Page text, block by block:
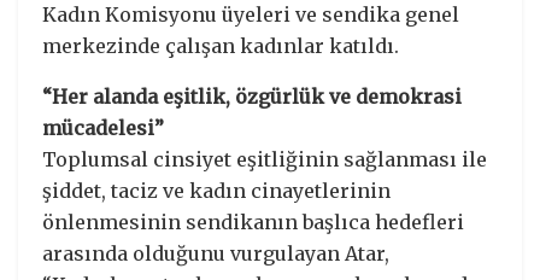
Kadın Komisyonu üyeleri ve sendika genel
merkezinde çalışan kadınlar katıldı.
“Her alanda eşitlik, özgürlük ve demokrasi
mücadelesi”
Toplumsal cinsiyet eşitliğinin sağlanması ile
şiddet, taciz ve kadın cinayetlerinin
önlenmesinin sendikanın başlıca hedefleri
arasında olduğunu vurgulayan Atar,